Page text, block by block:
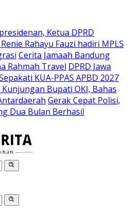
Ketua DPRD
Rahayu Fauzi hadiri MPLS
Cerita Jamaah Bandung
Rahmah Travel DPRD Jawa
KUA-PPAS APBD 2027
Bupati OKI, Bahas
Gerak Cepat Polisi,
Dua Bulan Berhasil